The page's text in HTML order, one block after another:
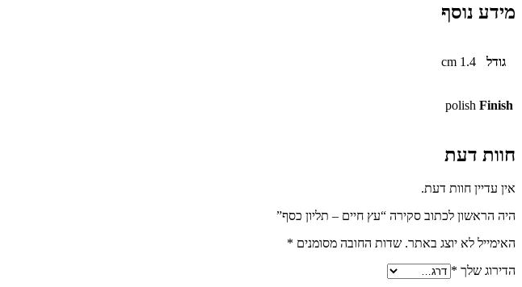
מידע נוסף
גודל 1.4 cm
Finish
polish
חוות דעת
אין עדיין חוות דעת.
היה הראשון לכתוב סקירה “עץ חיים – תליון כסף”
האימייל לא יוצג באתר. שדות החובה מסומנים *
הדירוג שלך *